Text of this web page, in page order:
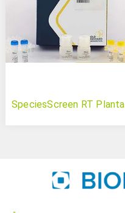
SpeciesScreen RT Planta